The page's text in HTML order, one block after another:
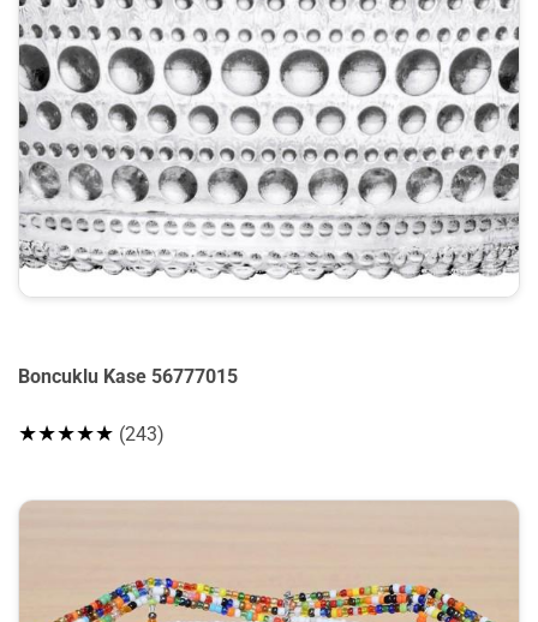
Boncuklu Kase 56777015
★★★★★ (243)